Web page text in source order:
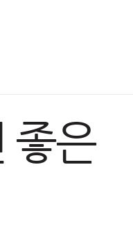
좋은